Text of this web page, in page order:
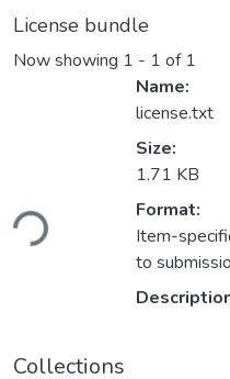
License bundle
Now showing 1 - 1 of 1
Name:
license.txt
Size:
1.71 KB
Format:
Item-
to
Collections